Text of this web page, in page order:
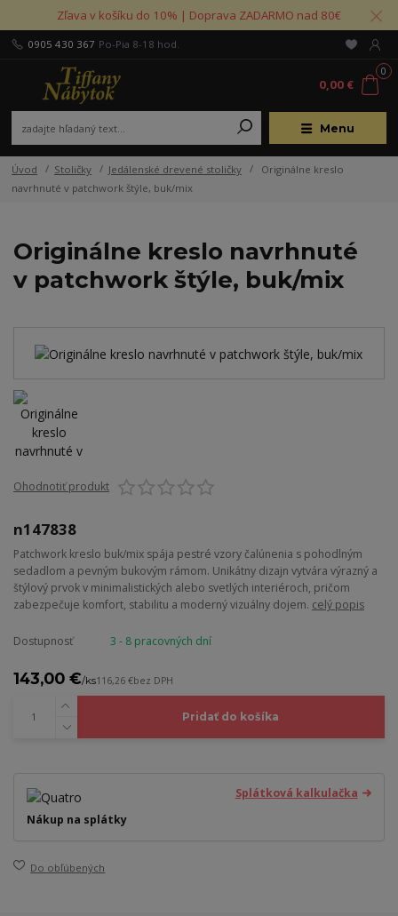
Zľava v košíku do 10% | Doprava ZADARMO nad 80€
Menu
0905 430 367 Po-Pia 8-18 hod.
0
0,00 €
Úvod Stoličky Jedálenské drevené stoličky
Originálne kreslo
navrhnuté v patchwork štýle, buk/mix
Originálne kreslo navrhnuté
v patchwork štýle, buk/mix
Ohodnotiť produkt
n147838
Patchwork kreslo buk/mix spája pestré vzory čalúnenia s pohodlným
sedadlom a pevným bukovým rámom. Unikátny dizajn vytvára výrazný a
štýlový prvok v minimalistických alebo svetlých interiéroch, pričom
zabezpečuje komfort, stabilitu a moderný vizuálny dojem. celý popis
Dostupnosť 3 - 8 pracovných dní
143,00 €/ks116,26 €bez DPH
Pridať do košíka
Splátková kalkulačka
Nákup na splátky
Do obľúbených